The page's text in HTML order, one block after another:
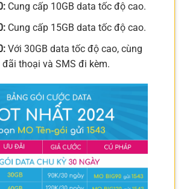
Cung cấp 10GB data tốc độ cao.
Cung cấp 15GB data tốc độ cao.
Với 30GB data tốc độ cao, cùng
đãi thoại và SMS đi kèm.